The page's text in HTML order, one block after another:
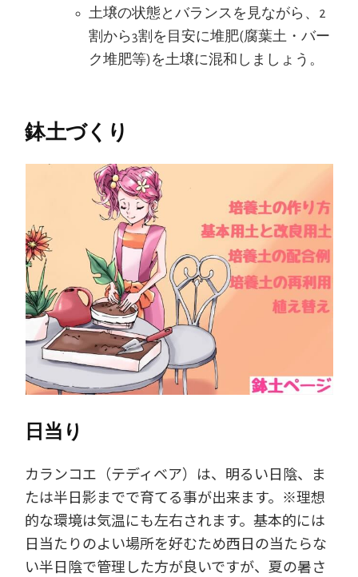
土壌の状態とバランスを見ながら、2
割から3割を目安に堆肥(腐葉土・バー
ク堆肥等)を土壌に混和しましょう。
鉢土づくり
日当り
カランコエ（テディベア）は、明るい日陰、ま
たは半日影までで育てる事が出来ます。※理想
的な環境は気温にも左右されます。基本的には
日当たりのよい場所を好むため西日の当たらな
い半日陰で管理した方が良いですが、夏の暑さ